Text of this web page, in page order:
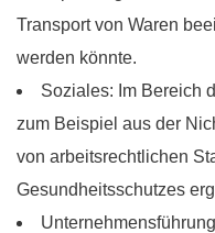
Transport von Waren
werden könnte.
Soziales: Im Bereich
zum Beispiel aus der
von arbeitsrechtlichen
Gesundheitsschutzes